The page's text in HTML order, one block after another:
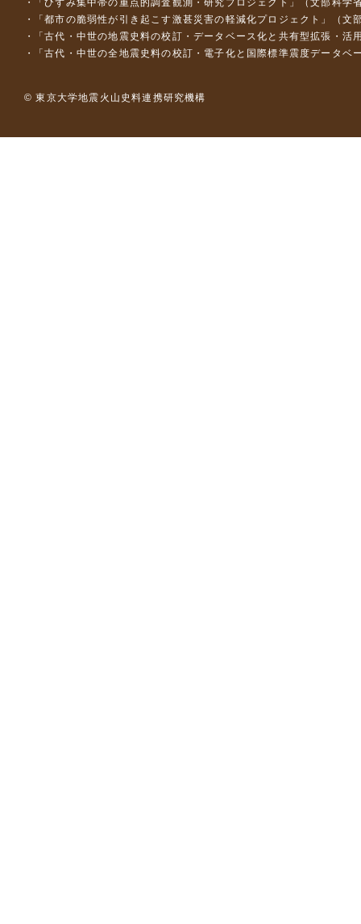
「ひずみ集中帯の重点的調査観測・研究プロジェクト」（文部科
「都市の脆弱性が引き起こす激甚災害の軽減化プロジェクト」（
「古代・中世の地震史料の校訂・データベース化と共有型拡張・
「古代・中世の全地震史料の校訂・電子化と国際標準震度データ
© 東京大学地震火山史料連携研究機構